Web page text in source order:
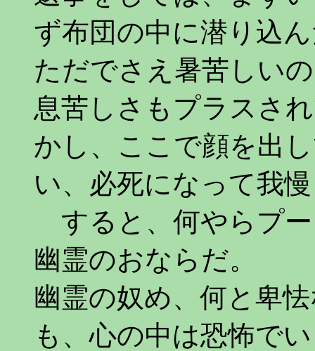
ず布団の中に潜り込
ただでさえ暑苦しい
息苦しさもプラスさ
かし、ここで顔を出
い、必死になって我
すると、何やらプ
幽霊のおならだ。
幽霊の奴め、何と卑
も、心の中は恐怖で